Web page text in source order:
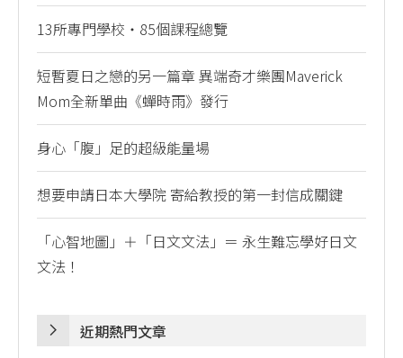
13所專門學校・85個課程總覽
短暫夏日之戀的另一篇章 異端奇才樂團Maverick
Mom全新單曲《蟬時雨》發行
身心「腹」足的超級能量場
想要申請日本大學院 寄給教授的第一封信成關鍵
「心智地圖」＋「日文文法」＝ 永生難忘學好日文
文法！
近期熱門文章